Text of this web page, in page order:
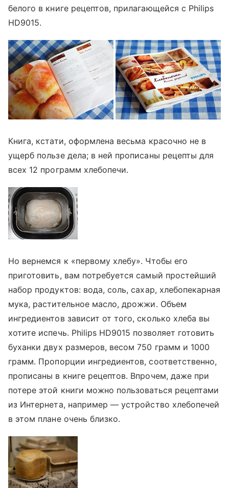
белого в книге рецептов, прилагающейся с Philips
HD9015.
Книга, кстати, оформлена весьма красочно не в
ущерб пользе дела; в ней прописаны рецепты для
всех 12 программ хлебопечи.
Но вернемся к «первому хлебу». Чтобы его
приготовить, вам потребуется самый простейший
набор продуктов: вода, соль, сахар, хлебопекарная
мука, растительное масло, дрожжи. Объем
ингредиентов зависит от того, сколько хлеба вы
хотите испечь. Philips HD9015 позволяет готовить
буханки двух размеров, весом 750 грамм и 1000
грамм. Пропорции ингредиентов, соответственно,
прописаны в книге рецептов. Впрочем, даже при
потере этой книги можно пользоваться рецептами
из Интернета, например — устройство хлебопечей
в этом плане очень близко.